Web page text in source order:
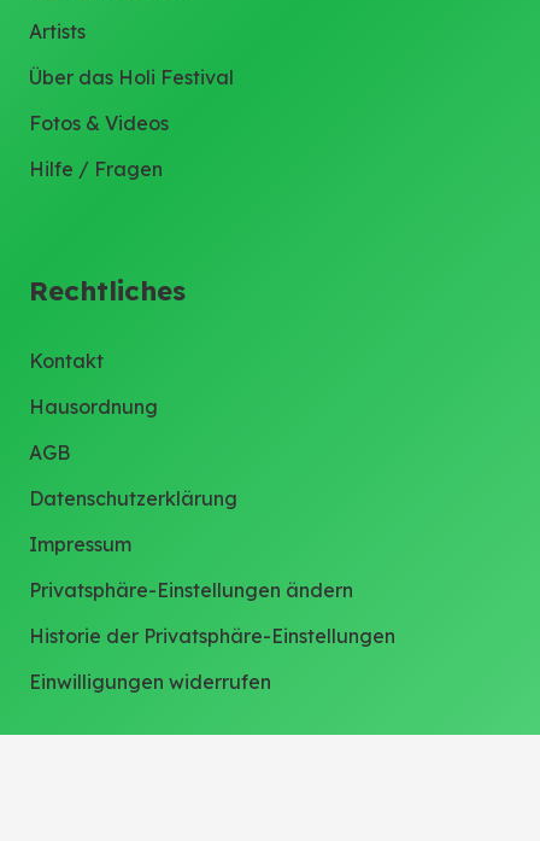
Artists
Über das Holi Festival
Fotos & Videos
Hilfe / Fragen
Rechtliches
Kontakt
Hausordnung
AGB
Datenschutzerklärung
Impressum
Privatsphäre-Einstellungen ändern
Historie der Privatsphäre-Einstellungen
Einwilligungen widerrufen